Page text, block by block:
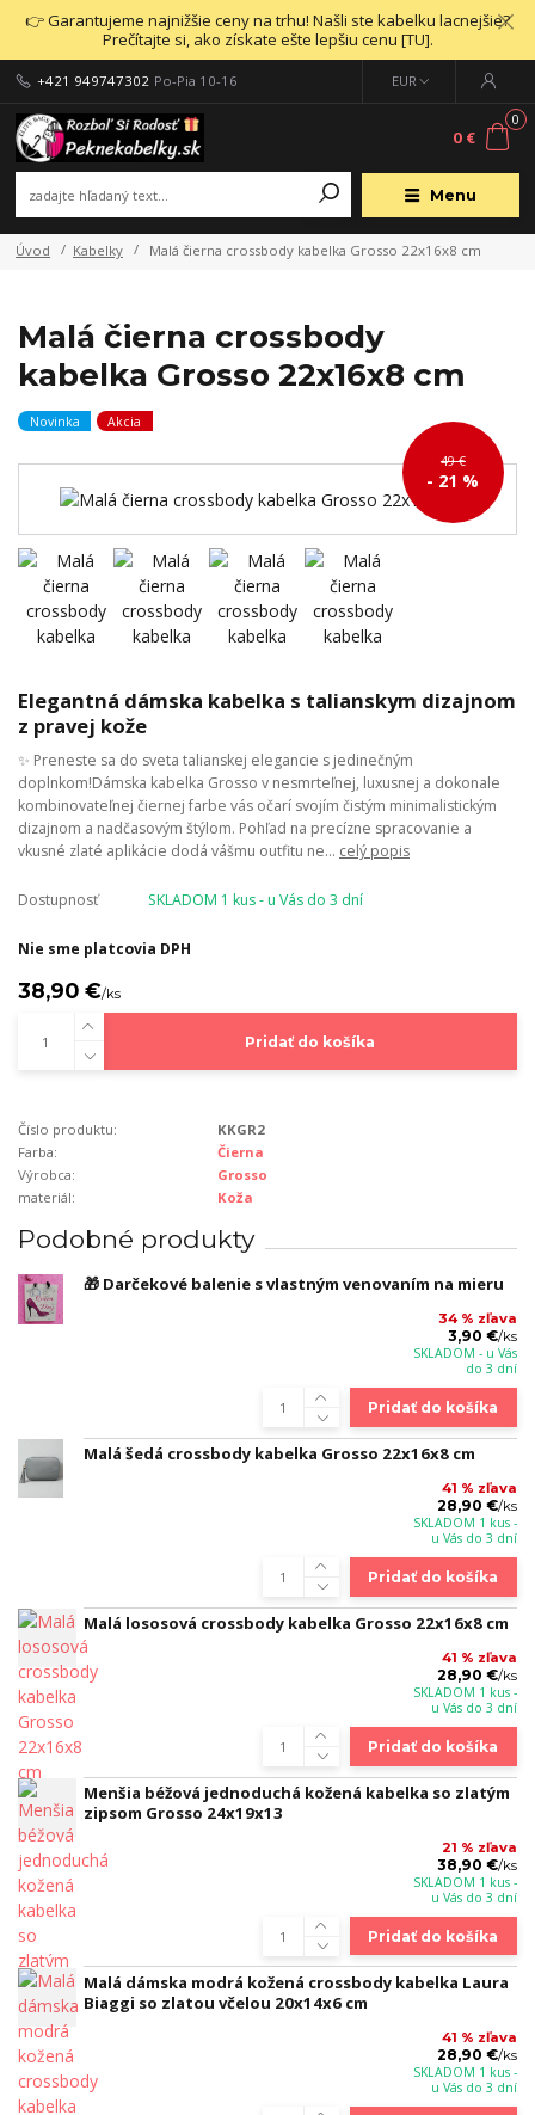
👉 Garantujeme najnižšie ceny na trhu! Našli ste kabelku lacnejšie?
Prečítajte si, ako získate ešte lepšiu cenu [TU].
Menu
EUR
+421 949747302 Po-Pia 10-16
0
0 €
Úvod Kabelky Malá čierna crossbody kabelka Grosso 22x16x8 cm
Malá čierna crossbody
kabelka Grosso 22x16x8 cm
Novinka Akcia
49 €
- 21 %
Elegantná dámska kabelka s talianskym dizajnom
z pravej kože
✨ Preneste sa do sveta talianskej elegancie s jedinečným
doplnkom!Dámska kabelka Grosso v nesmrteľnej, luxusnej a dokonale
kombinovateľnej čiernej farbe vás očarí svojím čistým minimalistickým
dizajnom a nadčasovým štýlom. Pohľad na precízne spracovanie a
vkusné zlaté aplikácie dodá vášmu outfitu ne... celý popis
Dostupnosť SKLADOM 1 kus - u Vás do 3 dní
Nie sme platcovia DPH
38,90 €/ks
Pridať do košíka
Číslo produktu:
KKGR2
Farba:
Čierna
Výrobca:
Grosso
materiál:
Koža
Podobné produkty
🎁 Darčekové balenie s vlastným venovaním na mieru
34 % zľava
3,90 €/ks
SKLADOM - u Vás
do 3 dní
Pridať do košíka
Malá šedá crossbody kabelka Grosso 22x16x8 cm
41 % zľava
28,90 €/ks
SKLADOM 1 kus -
u Vás do 3 dní
Pridať do košíka
Malá lososová crossbody kabelka Grosso 22x16x8 cm
41 % zľava
28,90 €/ks
SKLADOM 1 kus -
u Vás do 3 dní
Pridať do košíka
Menšia béžová jednoduchá kožená kabelka so zlatým
zipsom Grosso 24x19x13
21 % zľava
38,90 €/ks
SKLADOM 1 kus -
u Vás do 3 dní
Pridať do košíka
Malá dámska modrá kožená crossbody kabelka Laura
Biaggi so zlatou včelou 20x14x6 cm
41 % zľava
28,90 €/ks
SKLADOM 1 kus -
u Vás do 3 dní